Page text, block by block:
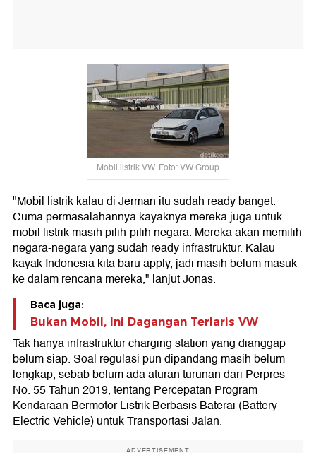
Mobil listrik VW. Foto: VW Group
"Mobil listrik kalau di Jerman itu sudah ready banget.
Cuma permasalahannya kayaknya mereka juga untuk
mobil listrik masih pilih-pilih negara. Mereka akan memilih
negara-negara yang sudah ready infrastruktur. Kalau
kayak Indonesia kita baru apply, jadi masih belum masuk
ke dalam rencana mereka," lanjut Jonas.
Baca juga:
Bukan Mobil, Ini Dagangan Terlaris VW
Tak hanya infrastruktur charging station yang dianggap
belum siap. Soal regulasi pun dipandang masih belum
lengkap, sebab belum ada aturan turunan dari Perpres
No. 55 Tahun 2019, tentang Percepatan Program
Kendaraan Bermotor Listrik Berbasis Baterai (Battery
Electric Vehicle) untuk Transportasi Jalan.
ADVERTISEMENT